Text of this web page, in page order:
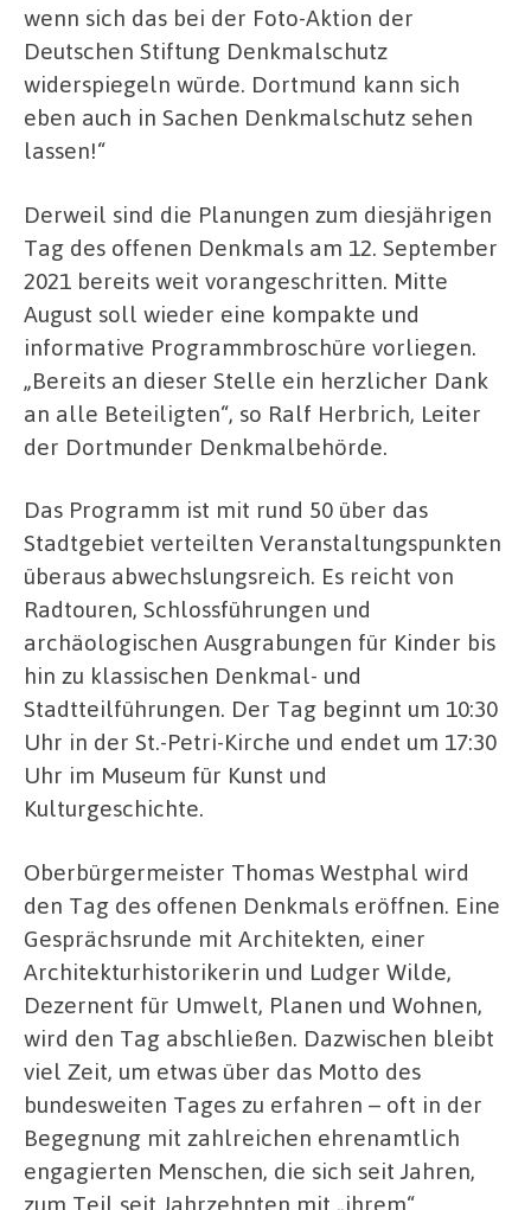
wenn sich das bei der Foto-Aktion der
Deutschen Stiftung Denkmalschutz
widerspiegeln würde. Dortmund kann sich
eben auch in Sachen Denkmalschutz sehen
lassen!“
Derweil sind die Planungen zum diesjährigen
Tag des offenen Denkmals am 12. September
2021 bereits weit vorangeschritten. Mitte
August soll wieder eine kompakte und
informative Programmbroschüre vorliegen.
„Bereits an dieser Stelle ein herzlicher Dank
an alle Beteiligten“, so Ralf Herbrich, Leiter
der Dortmunder Denkmalbehörde.
Das Programm ist mit rund 50 über das
Stadtgebiet verteilten Veranstaltungspunkten
überaus abwechslungsreich. Es reicht von
Radtouren, Schlossführungen und
archäologischen Ausgrabungen für Kinder bis
hin zu klassischen Denkmal- und
Stadtteilführungen. Der Tag beginnt um 10:30
Uhr in der St.-Petri-Kirche und endet um 17:30
Uhr im Museum für Kunst und
Kulturgeschichte.
Oberbürgermeister Thomas Westphal wird
den Tag des offenen Denkmals eröffnen. Eine
Gesprächsrunde mit Architekten, einer
Architekturhistorikerin und Ludger Wilde,
Dezernent für Umwelt, Planen und Wohnen,
wird den Tag abschließen. Dazwischen bleibt
viel Zeit, um etwas über das Motto des
bundesweiten Tages zu erfahren – oft in der
Begegnung mit zahlreichen ehrenamtlich
engagierten Menschen, die sich seit Jahren,
zum Teil seit Jahrzehnten mit „ihrem“